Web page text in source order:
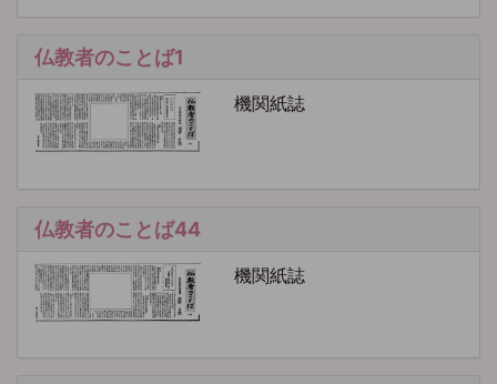
仏教者のことば1
機関紙誌
仏教者のことば44
機関紙誌